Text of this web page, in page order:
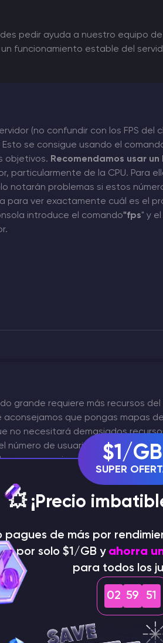
pedir ayuda a nuestro equipo
funcionamiento estable del
(no confundir con los FPS del
se consigue usando el
objetivos. Recomendamos usar
particularmente de la CPU. Para
notarán problemas si estos
para ver exactamente cuál es el
introduce el comando"fps" y
grande requiere más recursos del
que pongas mapas
no necesitará demasiados
número de usuarios que jueguen
excepciones y se crean
y 3850.
También puedes
donde se puede cambiar este
es reiniciarlos periódicamente.
manualmente, puedes
servidor se reinicie a una hora o
$1/GB
SUPER
💥 ¡Precio
pagues de más por
por solo $1/GB y ahorra
para todos los
02 59 50